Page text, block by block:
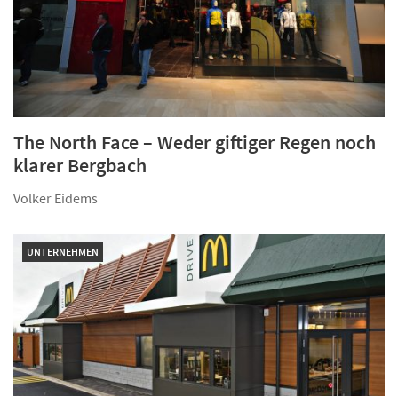
The North Face – Weder giftiger Regen noch
klarer Bergbach
Volker Eidems
UNTERNEHMEN